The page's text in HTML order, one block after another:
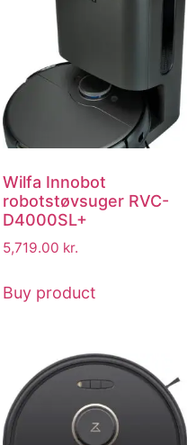
Wilfa Innobot
robotstøvsuger RVC-
D4000SL+
5,719.00 kr.
Buy product